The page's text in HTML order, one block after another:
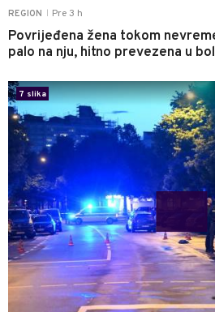
REGION Pre 3 h
Povrijeđena žena tokom
palo na nju, hitno prevezena u
7 slika